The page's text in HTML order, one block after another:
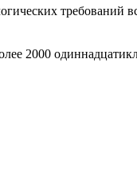
требований
2000